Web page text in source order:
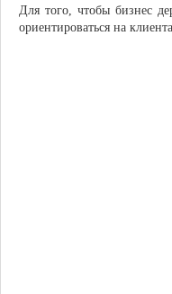
Для того, чтобы бизнес
ориентироваться на